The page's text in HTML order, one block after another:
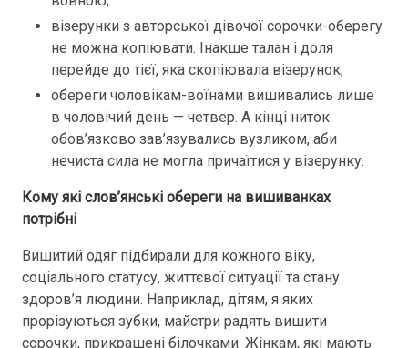
візерунки з авторської дівочої сорочки-оберегу
не можна копіювати. Інакше талан і доля
перейде до тієї, яка скопіювала візерунок;
обереги чоловікам-воїнами вишивались лише
в чоловічий день — четвер. А кінці ниток
обов’язково зав’язувались вузликом, аби
нечиста сила не могла причаїтися у візерунку.
Кому які слов’янські обереги на вишиванках
потрібні
Вишитий одяг підбирали для кожного віку,
соціального статусу, життєвої ситуації та стану
здоров’я людини. Наприклад, дітям, я яких
прорізуються зубки, майстри радять вишити
сорочки, прикрашені білочками. Жінкам, які мають